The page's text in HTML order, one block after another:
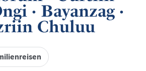
· Bayanzag ·
Chuluu